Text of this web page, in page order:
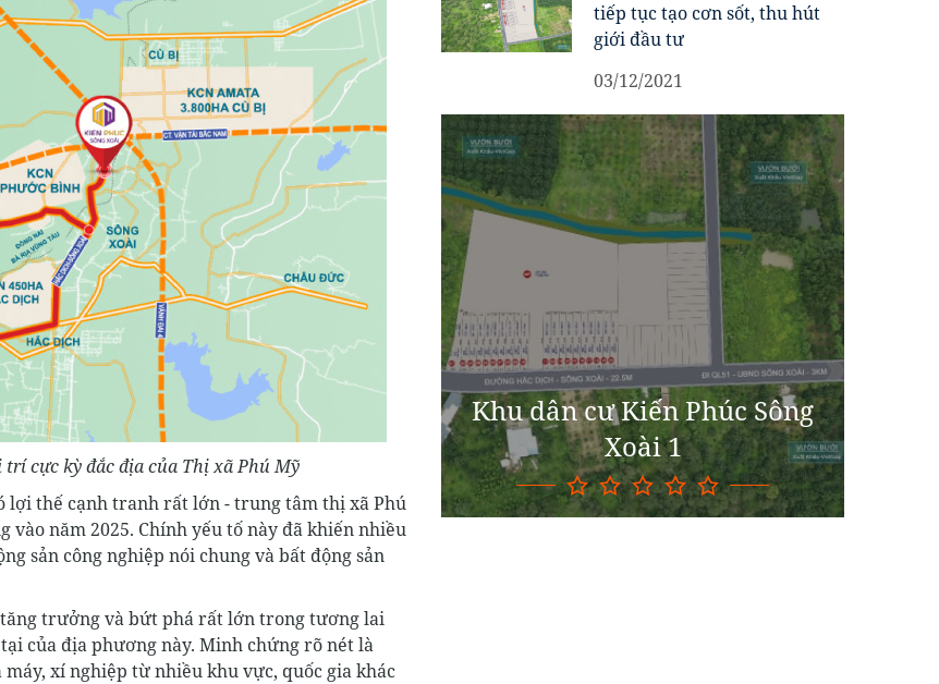
cực kỳ đắc địa của Thị xã Phú Mỹ
lợi thế cạnh tranh rất lớn - trung tâm thị xã Phú
năm 2025. Chính yếu tố này đã khiến nhiều
sản công nghiệp nói chung và bất động sản
tăng trưởng và bứt phá rất lớn trong tương lai
của địa phương này. Minh chứng rõ nét là
xí nghiệp từ nhiều khu vực, quốc gia khác
tiếp tục tạo cơn sốt, thu hút
giới đầu tư
03/12/2021
Khu dân cư Kiến Phúc Sông
Xoài 1